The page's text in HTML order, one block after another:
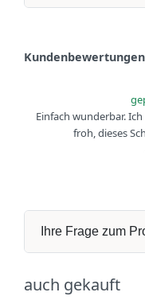
Kundenbewertungen
Einfach wunderbar.
froh, dieses
Ihre Frage zum
auch gekauft